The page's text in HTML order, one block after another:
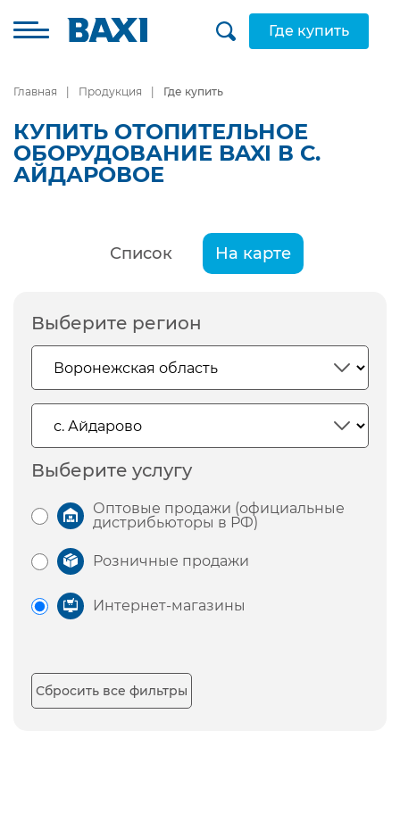
Где купить
Главная Продукция Где купить
КУПИТЬ ОТОПИТЕЛЬНОЕ
ОБОРУДОВАНИЕ BAXI В С.
АЙДАРОВОЕ
Список На карте
Выберите регион
Выберите услугу
Оптовые продажи (официальные
дистрибьюторы в РФ)
Розничные продажи
Интернет-магазины
Сбросить все фильтры